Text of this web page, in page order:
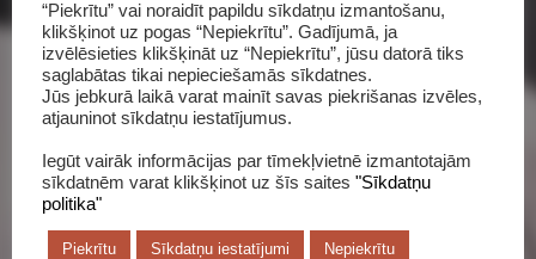
Šī grāmata katalogā
“Piekrītu” vai noraidīt papildu sīkdatņu izmantošanu,
klikšķinot uz pogas “Nepiekrītu”. Gadījumā, ja
izvēlēsieties klikšķināt uz “Nepiekrītu”, jūsu datorā tiks
saglabātas tikai nepieciešamās sīkdatnes.
Jūs jebkurā laikā varat mainīt savas piekrišanas izvēles,
atjauninot sīkdatņu iestatījumus.
Iegūt vairāk informācijas par tīmekļvietnē izmantotajām
sīkdatnēm varat klikšķinot uz šīs saites "Sīkdatņu
politika"
Piekrītu Sīkdatņu iestatījumi Nepiekrītu